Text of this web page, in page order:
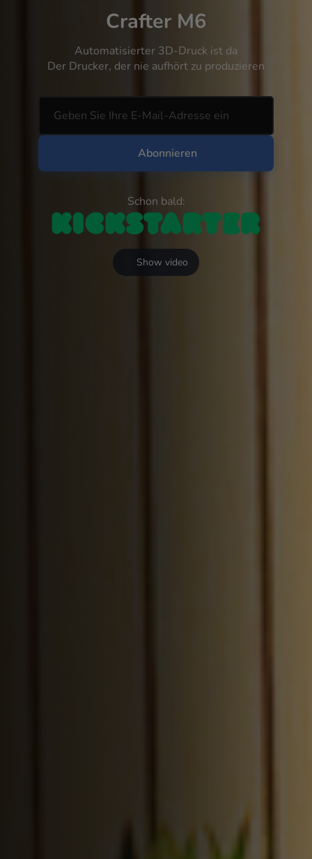
Crafter M6
Automatisierter 3D‑Druck ist da
Der Drucker, der nie aufhört zu produzieren
Abonnieren
Schon bald:
Show video